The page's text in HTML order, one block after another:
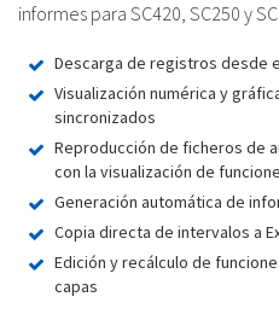
informes para SC420, SC250 y
Descarga de registros desde
Visualización numérica y
sincronizados
Reproducción de ficheros de
con la visualización de
Generación automática de
Copia directa de intervalos a
Edición y recálculo de
capas